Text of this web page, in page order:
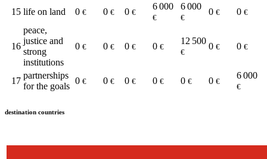
15 life on land 0 € 0 € 0 €
6 000
€
6 000
€
0 € 0 €
16
peace,
justice and
strong
institutions
0 € 0 € 0 € 0 €
12 500
€
0 € 0 €
17
partnerships
for the goals
0 € 0 € 0 € 0 € 0 € 0 €
6 000
€
destination countries